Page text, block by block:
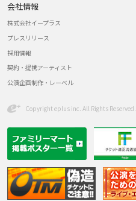
会社情報
株式会社イープラス
プレスリリース
採用情報
契約・提携アーティスト
公演企画制作・レーベル
Copyright eplus inc. All Rights Reserved.